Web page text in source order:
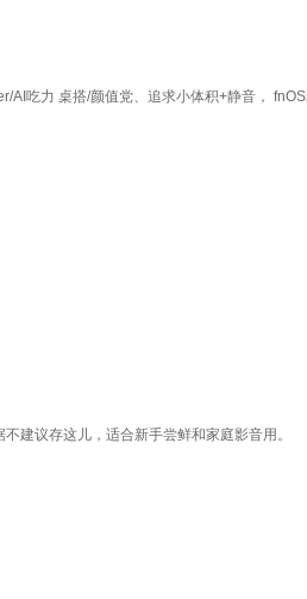
吃力 桌搭/颜值党、追求小体积+静音，
建议存这儿，适合新手尝鲜和家庭影音用。